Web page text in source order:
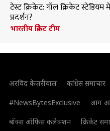
टेस्ट क्रिकेट: गॉल क्रिकेट
प्रदर्शन?
भारतीय क्रिकेट टीम
अरविंद केजरीवाल कांग्रेस समाचार
#NewsBytesExclusive
आम
बॉक्स ऑफिस कलेक्शन
क्रिकेट